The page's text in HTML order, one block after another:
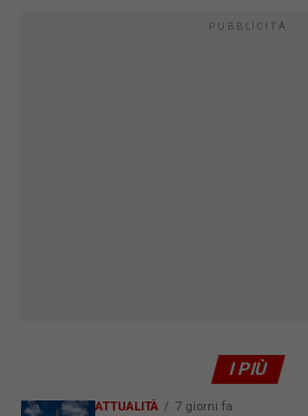
PUBBLICITÀ
I PIÙ
ATTUALITÀ 7 giorni fa